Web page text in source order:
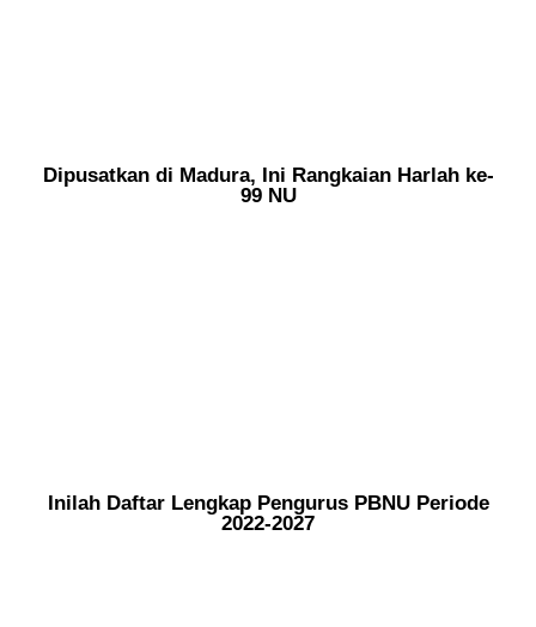
Dipusatkan di Madura, Ini Rangkaian Harlah ke-
99 NU
Inilah Daftar Lengkap Pengurus PBNU Periode
2022-2027